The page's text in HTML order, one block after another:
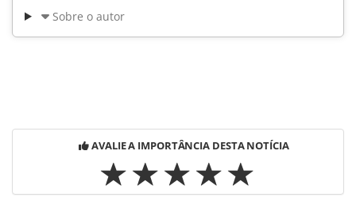
Sobre o autor
AVALIE A IMPORTÂNCIA DESTA NOTÍCIA